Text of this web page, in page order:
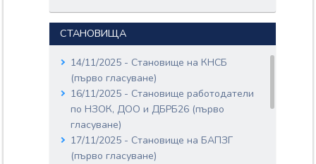
СТАНОВИЩА
14/11/2025 - Становище на КНСБ
(първо гласуване)
16/11/2025 - Становище работодатели
по НЗОК, ДОО и ДБРБ26 (първо
гласуване)
17/11/2025 - Становище на БАПЗГ
(първо гласуване)